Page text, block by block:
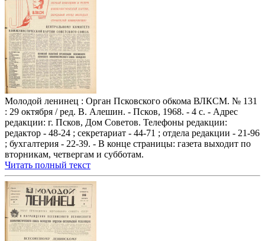
Молодой ленинец : Орган Псковского обкома ВЛКСМ. № 131
: 29 октября / ред. В. Алешин. - Псков, 1968. - 4 с. - Адрес
редакции: г. Псков, Дом Советов. Телефоны редакции:
редактор - 48-24 ; секретариат - 44-71 ; отдела редакции - 21-96
; бухгалтерия - 22-39. - В конце страницы: газета выходит по
вторникам, четвергам и субботам.
Читать полный текст